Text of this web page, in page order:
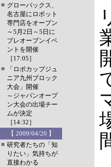
■ グローバックス、
名古屋にロボット
専門店をオープン
～5月2日～5日に
プレオープンイベ
ントを開催
［17:05］
■
「ロボカップジュ
ニア九州ブロック
大会」開催
～ジャパンオープ
ン大会の出場チー
ムが決定
［14:32］
【 2009/04/20 】
■ 研究者たちの「知
りたい」気持ちが
直接わかる